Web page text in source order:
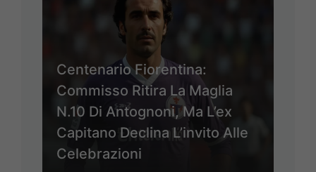
Centenario Fiorentina:
Commisso Ritira La Maglia
N.10 Di Antognoni, Ma L’ex
Capitano Declina L’invito Alle
Celebrazioni